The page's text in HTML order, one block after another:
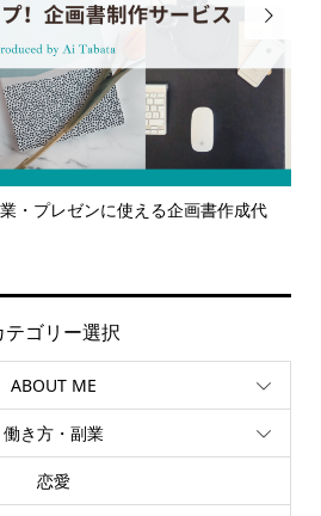
プレゼンに使える企画書作成代
【サ

テゴリー選択
ABOUT ME
働き方・副業
恋愛